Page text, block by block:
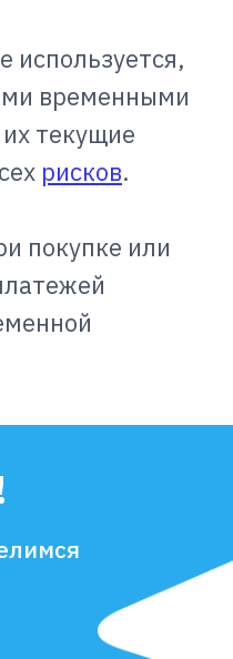
используется,
временными
текущие
рисков.
покупке или